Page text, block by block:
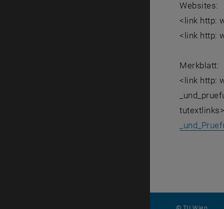
Websites:
<link http:
<link http:
Merkblatt:
<link http: